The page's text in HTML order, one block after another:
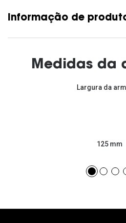
Informação de
Medidas da
Largura da
125 mm